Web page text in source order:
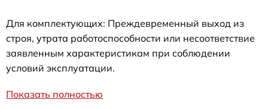
Для комплектующих: Преждевременный выход из
строя, утрата работоспособности или несоответствие
заявленным характеристикам при соблюдении
условий эксплуатации.
Показать полностью